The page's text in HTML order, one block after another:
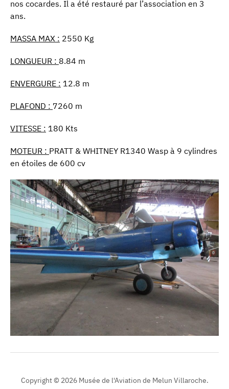
nos cocardes. Il a été restauré par l’association en 3
ans.
MASSA MAX : 2550 Kg
LONGUEUR : 8.84 m
ENVERGURE : 12.8 m
PLAFOND : 7260 m
VITESSE : 180 Kts
MOTEUR : PRATT & WHITNEY R1340 Wasp à 9 cylindres
en étoiles de 600 cv
Copyright © 2026 Musée de l'Aviation de Melun Villaroche.